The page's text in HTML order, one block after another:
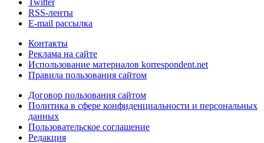
RSS-ленты
E-mail рассылка
Контакты
Реклама на сайте
Использование материалов korrespondent.net
Правила пользования сайтом
Договор пользования сайтом
Политика в сфере конфиденциальности и персональных
данных
Пользовательское соглашение
Редакция